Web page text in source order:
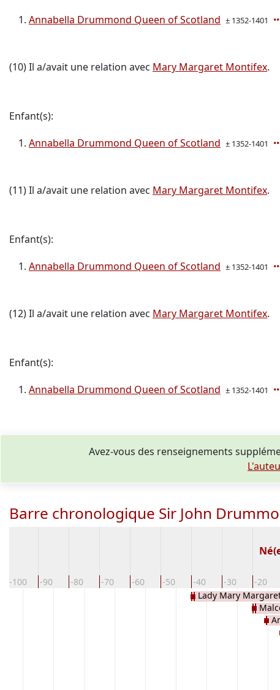
Annabella Drummond Queen of Scotland ± 1352-1401
(10) Il a/avait une relation avec Mary Margaret Montifex.
Enfant(s):
Annabella Drummond Queen of Scotland ± 1352-1401
(11) Il a/avait une relation avec Mary Margaret Montifex.
Enfant(s):
Annabella Drummond Queen of Scotland ± 1352-1401
(12) Il a/avait une relation avec Mary Margaret Montifex.
Enfant(s):
Annabella Drummond Queen of Scotland ± 1352-1401
Avez-vous des renseignements
Barre chronologique Sir John
-100 -90 -80 -70 -60 -50 -40 -30 -20
Lady Mary